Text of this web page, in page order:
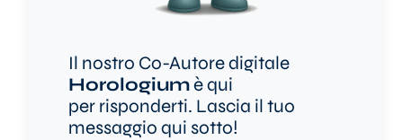
Il nostro Co-Autore digitale
Horologiumè qui
per risponderti. Lascia il tuo
messaggio qui sotto!